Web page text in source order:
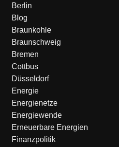
Berlin
Blog
Braunkohle
Braunschweig
Bremen
Cottbus
Düsseldorf
Energie
Energienetze
Energiewende
Erneuerbare Energien
Finanzpolitik